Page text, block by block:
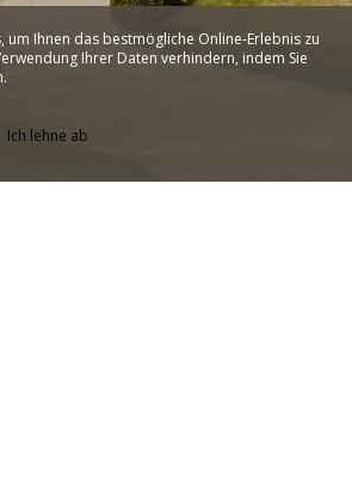
um Ihnen das bestmögliche Online-Erlebnis zu
Ihrer Daten verhindern, indem Sie
Ich lehne ab